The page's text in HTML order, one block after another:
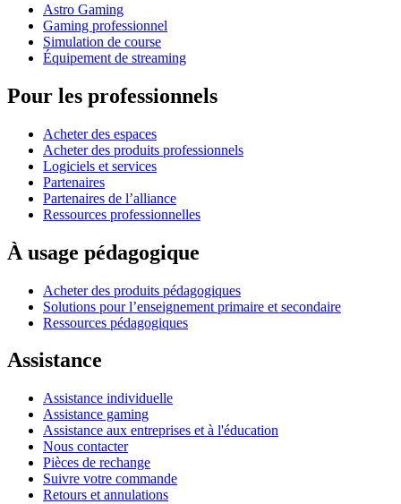
Astro Gaming
Gaming professionnel
Simulation de course
Équipement de streaming
Pour les professionnels
Acheter des espaces
Acheter des produits professionnels
Logiciels et services
Partenaires
Partenaires de l’alliance
Ressources professionnelles
À usage pédagogique
Acheter des produits pédagogiques
Solutions pour l’enseignement primaire et secondaire
Ressources pédagogiques
Assistance
Assistance individuelle
Assistance gaming
Assistance aux entreprises et à l'éducation
Nous contacter
Pièces de rechange
Suivre votre commande
Retours et annulations